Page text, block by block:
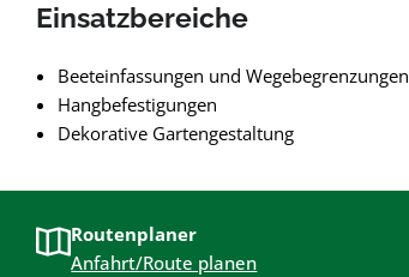
Einsatzbereiche
Beeteinfassungen und Wegebegrenzungen
Hangbefestigungen
Dekorative Gartengestaltung
Routenplaner
Anfahrt/Route planen